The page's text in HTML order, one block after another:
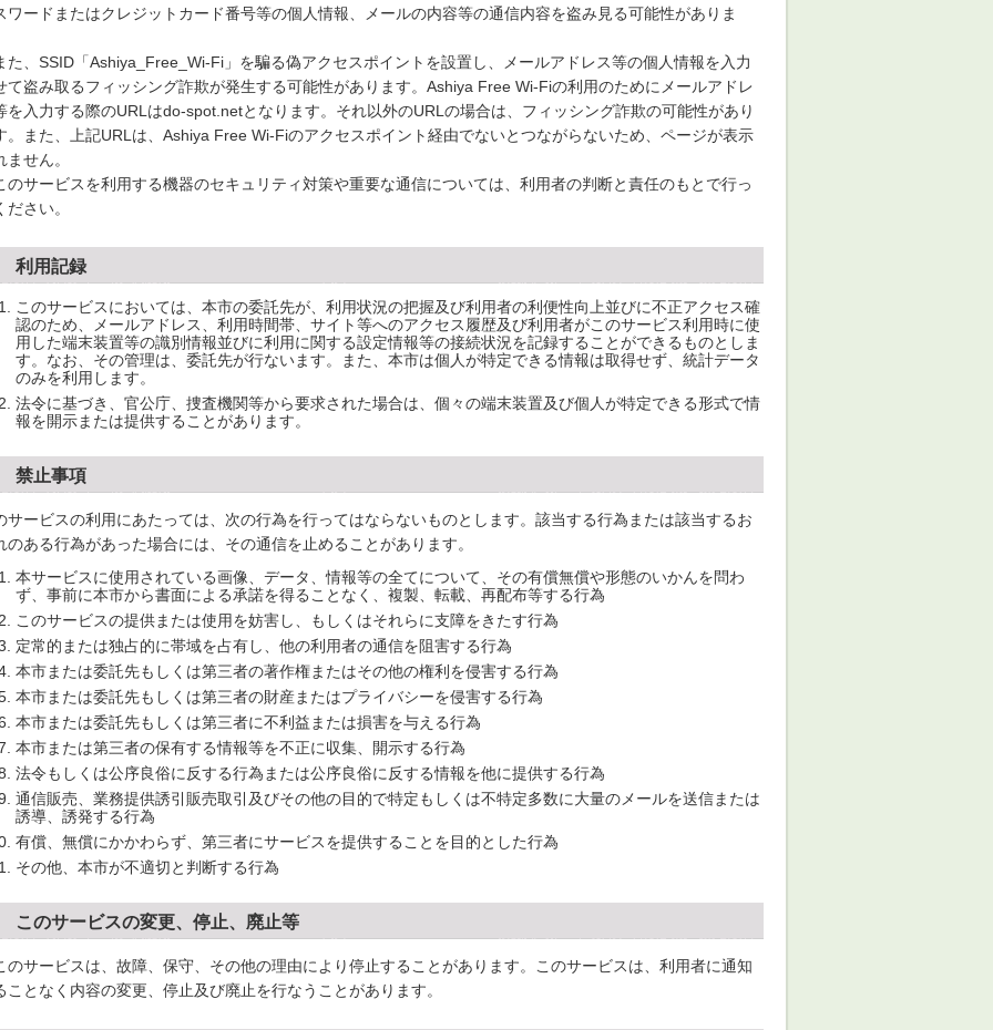
ワードまたはクレジットカード番号等の個人情報、メールの内容等の通信内容を盗み見る可能性がありま
、SSID「Ashiya_Free_Wi-Fi」を騙る偽アクセスポイントを設置し、メールアドレス等の個人情報を入力
て盗み取るフィッシング詐欺が発生する可能性があります。Ashiya Free Wi-Fiの利用のためにメールアドレ
を入力する際のURLはdo-spot.netとなります。それ以外のURLの場合は、フィッシング詐欺の可能性があり
。また、上記URLは、Ashiya Free Wi-Fiのアクセスポイント経由でないとつながらないため、ページが表示
ません。
サービスを利用する機器のセキュリティ対策や重要な通信については、利用者の判断と責任のもとで行っ
ださい。
利用記録
このサービスにおいては、本市の委託先が、利用状況の把握及び利用者の利便性向上並びに不正アクセス確
認のため、メールアドレス、利用時間帯、サイト等へのアクセス履歴及び利用者がこのサービス利用時に使
用した端末装置等の識別情報並びに利用に関する設定情報等の接続状況を記録することができるものとしま
す。なお、その管理は、委託先が行ないます。また、本市は個人が特定できる情報は取得せず、統計データ
のみを利用します。
法令に基づき、官公庁、捜査機関等から要求された場合は、個々の端末装置及び個人が特定できる形式で情
報を開示または提供することがあります。
禁止事項
サービスの利用にあたっては、次の行為を行ってはならないものとします。該当する行為または該当するお
のある行為があった場合には、その通信を止めることがあります。
本サービスに使用されている画像、データ、情報等の全てについて、その有償無償や形態のいかんを問わ
ず、事前に本市から書面による承諾を得ることなく、複製、転載、再配布等する行為
このサービスの提供または使用を妨害し、もしくはそれらに支障をきたす行為
定常的または独占的に帯域を占有し、他の利用者の通信を阻害する行為
本市または委託先もしくは第三者の著作権またはその他の権利を侵害する行為
本市または委託先もしくは第三者の財産またはプライバシーを侵害する行為
本市または委託先もしくは第三者に不利益または損害を与える行為
本市または第三者の保有する情報等を不正に収集、開示する行為
法令もしくは公序良俗に反する行為または公序良俗に反する情報を他に提供する行為
通信販売、業務提供誘引販売取引及びその他の目的で特定もしくは不特定多数に大量のメールを送信または
誘導、誘発する行為
有償、無償にかかわらず、第三者にサービスを提供することを目的とした行為
その他、本市が不適切と判断する行為
このサービスの変更、停止、廃止等
サービスは、故障、保守、その他の理由により停止することがあります。このサービスは、利用者に通知
ことなく内容の変更、停止及び廃止を行なうことがあります。